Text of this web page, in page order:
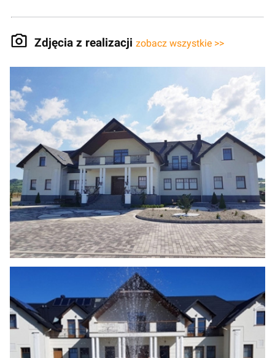
Zdjęcia z realizacji zobacz wszystkie >>